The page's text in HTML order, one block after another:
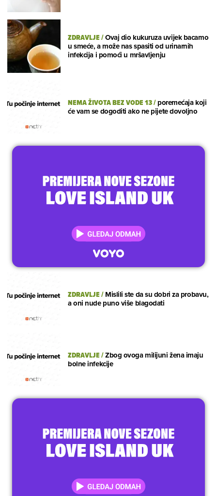
ZDRAVLJE/Ovaj dio kukuruza uvijek bacamo
u smeće, a može nas spasiti od urinarnih
infekcija i pomoći u mršavljenju
NEMA ŽIVOTA BEZ VODE 13/poremećaja koji
će vam se dogoditi ako ne pijete dovoljno
ZDRAVLJE/Mislili ste da su dobri za probavu,
a oni nude puno više blagodati
ZDRAVLJE/Zbog ovoga milijuni žena imaju
bolne infekcije